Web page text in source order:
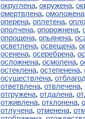
округлена, окружена,
омертвлена, омоложена
оперена, оплетена,
ополчена, опорожнена,
опрощена, опьянена,
осветлена, освещена,
осенена, осеребрена,
осложнена, осмолена,
остеклена, остепенена,
осуществлена,
ответвлена, отвлечена,
отгружена, отдалена,
отживлена, отклонена,
отлучена, отменена,